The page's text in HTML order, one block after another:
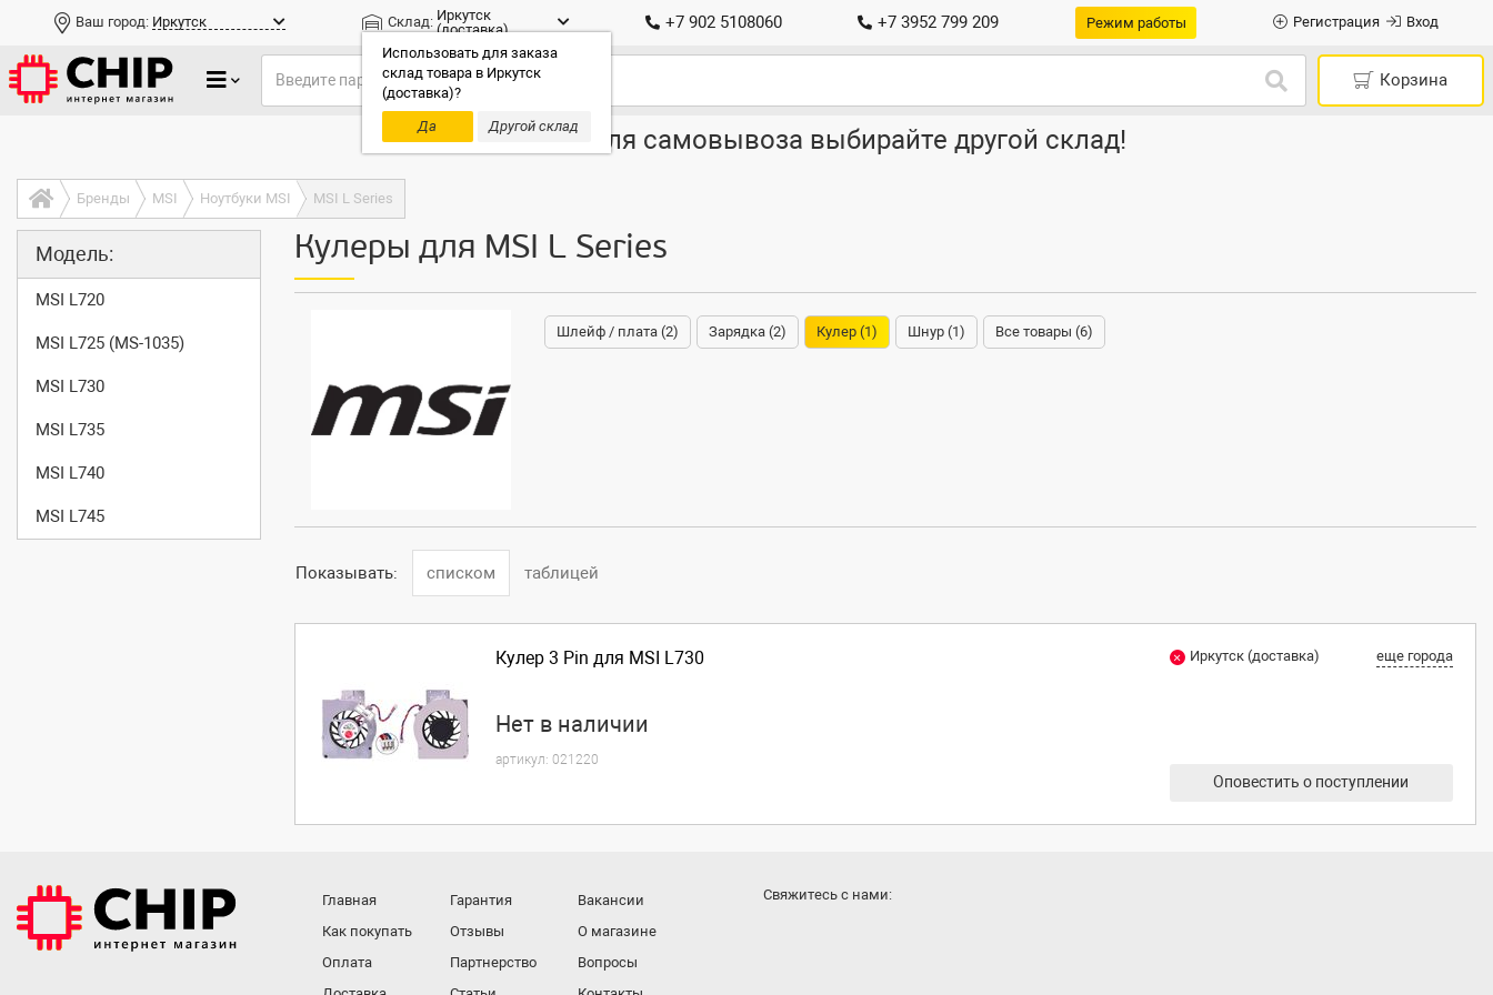
Ваш город: Иркутск Склад: Иркутск
(доставка)
Использовать для заказа
склад товара в Иркутск
(доставка)?
Да
Другой склад
+7 902 5108060 +7 3952 799 209 Режим работы Регистрация Вход
Корзина
Только доставка, для самовывоза выбирайте другой склад!
Бренды MSI Ноутбуки MSI MSI L Series
Модель:
MSI L720
MSI L725 (MS-1035)
MSI L730
MSI L735
MSI L740
MSI L745
Кулеры для MSI L Series
Шлейф / плата (2) Зарядка (2) Кулер (1) Шнур (1) Все товары (6)
Показывать: списком таблицей
Кулер 3 Pin для MSI L730
Нет в наличии
артикул: 021220
Иркутск (доставка) еще города
Оповестить о поступлении
Главная
Как покупать
Оплата
Гарантия
Отзывы
Партнерство
Вакансии
О магазине
Вопросы
Cвяжитесь с нами: